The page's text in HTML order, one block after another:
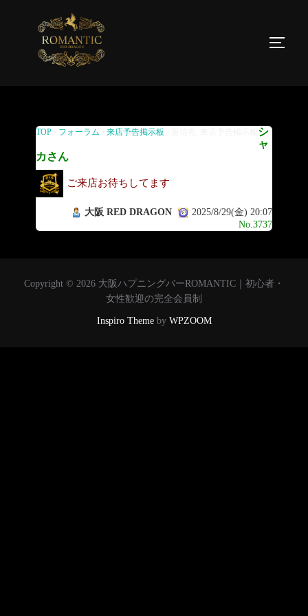
返信先: 来店予告掲示板
TOP フォーラム 来店予告掲示板
シ
ャ
カさん
ご来店お待ちしてます
大阪 RED DRAGON
2025/8/29(金) 20:07
No.3737
Copyright © 2026 大阪ハプニングバーROMANTIC｜初心者・
女性歓迎の完全会員制
Inspiro Themeby WPZOOM